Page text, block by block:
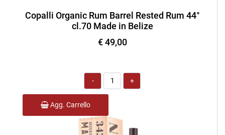
Copalli Organic Rum Barrel Rested Rum 44°
cl.70 Made in Belize
€ 49,00
Quantità
Agg. Carrello